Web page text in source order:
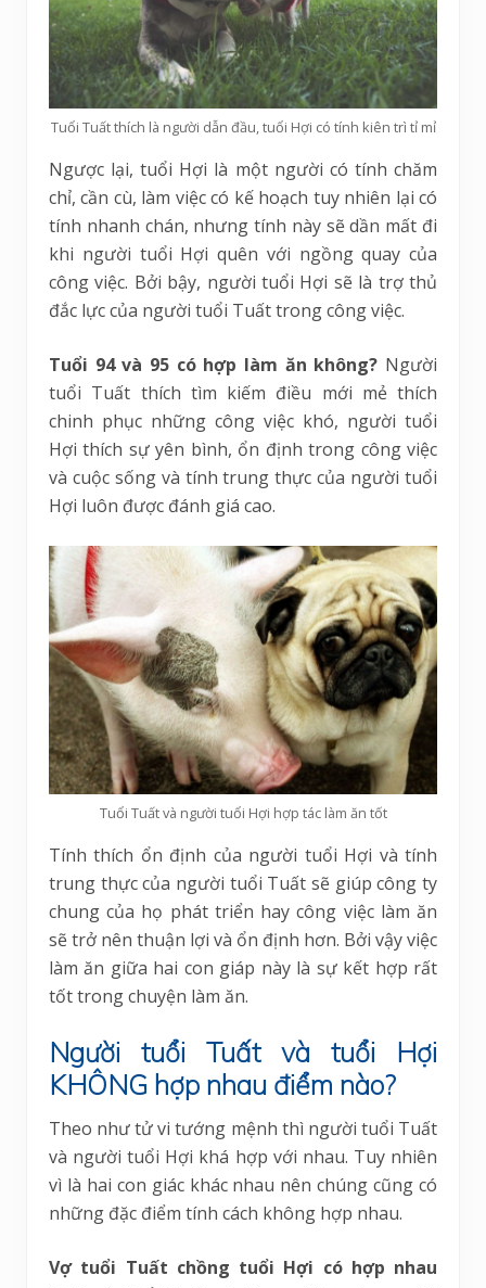
Tuổi Tuất thích là người dẫn đầu, tuổi Hợi có tính kiên trì tỉ mỉ
Ngược lại, tuổi Hợi là một người có tính chăm
chỉ, cần cù, làm việc có kế hoạch tuy nhiên lại có
tính nhanh chán, nhưng tính này sẽ dần mất đi
khi người tuổi Hợi quên với ngồng quay của
công việc. Bởi bậy, người tuổi Hợi sẽ là trợ thủ
đắc lực của người tuổi Tuất trong công việc.
Tuổi 94 và 95 có hợp làm ăn không? Người
tuổi Tuất thích tìm kiếm điều mới mẻ thích
chinh phục những công việc khó, người tuổi
Hợi thích sự yên bình, ổn định trong công việc
và cuộc sống và tính trung thực của người tuổi
Hợi luôn được đánh giá cao.
Tuổi Tuất và người tuổi Hợi hợp tác làm ăn tốt
Tính thích ổn định của người tuổi Hợi và tính
trung thực của người tuổi Tuất sẽ giúp công ty
chung của họ phát triển hay công việc làm ăn
sẽ trở nên thuận lợi và ổn định hơn. Bởi vậy việc
làm ăn giữa hai con giáp này là sự kết hợp rất
tốt trong chuyện làm ăn.
Người tuổi Tuất và tuổi Hợi
KHÔNG hợp nhau điểm nào?
Theo như tử vi tướng mệnh thì người tuổi Tuất
và người tuổi Hợi khá hợp với nhau. Tuy nhiên
vì là hai con giác khác nhau nên chúng cũng có
những đặc điểm tính cách không hợp nhau.
Vợ tuổi Tuất chồng tuổi Hợi có hợp nhau